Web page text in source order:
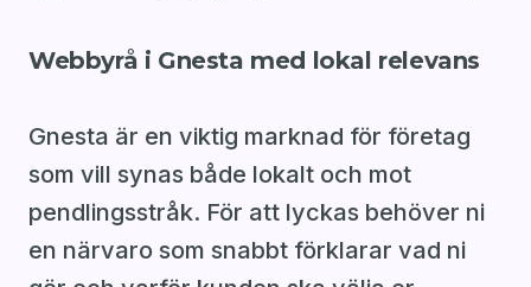
Webbyrå i Gnesta med lokal relevans
Gnesta är en viktig marknad för företag
som vill synas både lokalt och mot
pendlingsstråk. För att lyckas behöver ni
en närvaro som snabbt förklarar vad ni